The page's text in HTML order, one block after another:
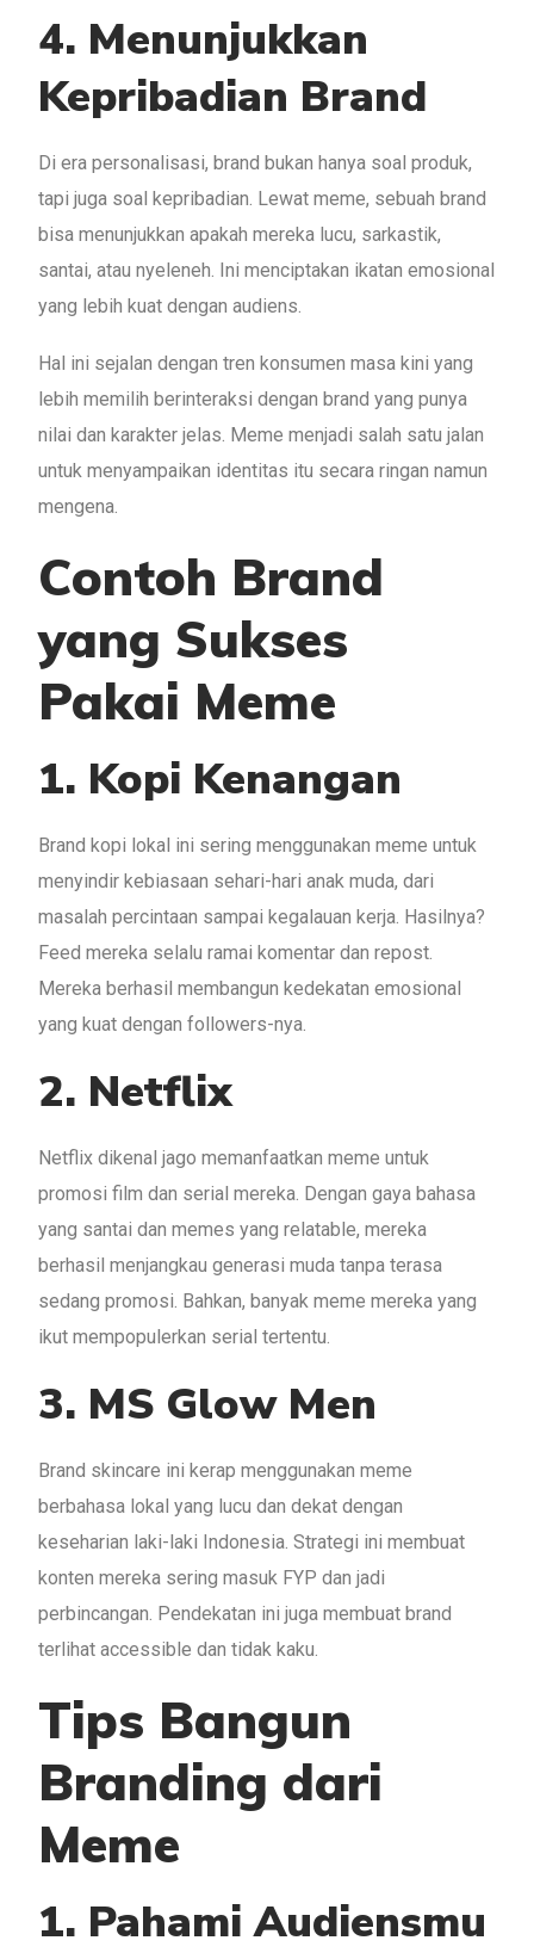
4. Menunjukkan
Kepribadian Brand
Di era personalisasi, brand bukan hanya soal produk,
tapi juga soal kepribadian. Lewat meme, sebuah brand
bisa menunjukkan apakah mereka lucu, sarkastik,
santai, atau nyeleneh. Ini menciptakan ikatan emosional
yang lebih kuat dengan audiens.
Hal ini sejalan dengan tren konsumen masa kini yang
lebih memilih berinteraksi dengan brand yang punya
nilai dan karakter jelas. Meme menjadi salah satu jalan
untuk menyampaikan identitas itu secara ringan namun
mengena.
Contoh Brand
yang Sukses
Pakai Meme
1. Kopi Kenangan
Brand kopi lokal ini sering menggunakan meme untuk
menyindir kebiasaan sehari-hari anak muda, dari
masalah percintaan sampai kegalauan kerja. Hasilnya?
Feed mereka selalu ramai komentar dan repost.
Mereka berhasil membangun kedekatan emosional
yang kuat dengan followers-nya.
2. Netflix
Netflix dikenal jago memanfaatkan meme untuk
promosi film dan serial mereka. Dengan gaya bahasa
yang santai dan memes yang relatable, mereka
berhasil menjangkau generasi muda tanpa terasa
sedang promosi. Bahkan, banyak meme mereka yang
ikut mempopulerkan serial tertentu.
3. MS Glow Men
Brand skincare ini kerap menggunakan meme
berbahasa lokal yang lucu dan dekat dengan
keseharian laki-laki Indonesia. Strategi ini membuat
konten mereka sering masuk FYP dan jadi
perbincangan. Pendekatan ini juga membuat brand
terlihat accessible dan tidak kaku.
Tips Bangun
Branding dari
Meme
1. Pahami Audiensmu